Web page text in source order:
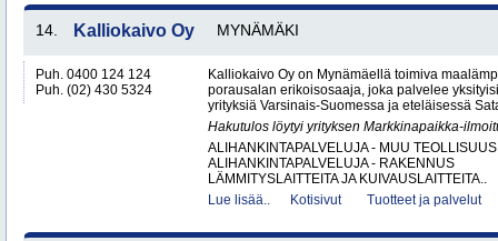
14. Kalliokaivo Oy MYNÄMÄKI
Puh. 0400 124 124
Puh. (02) 430 5324
Kalliokaivo Oy on Mynämäellä toimiva
porausalan erikoisosaaja, joka palvelee
yrityksiä Varsinais-Suomessa ja eteläisessä
Hakutulos löytyi yrityksen Markkinapaikka-
ALIHANKINTAPALVELUJA - MUU TEOLLISUUS
ALIHANKINTAPALVELUJA - RAKENNUS
LÄMMITYSLAITTEITA JA KUIVAUSLAITTEITA..
Lue lisää..
Kotisivut Tuotteet ja palvelut